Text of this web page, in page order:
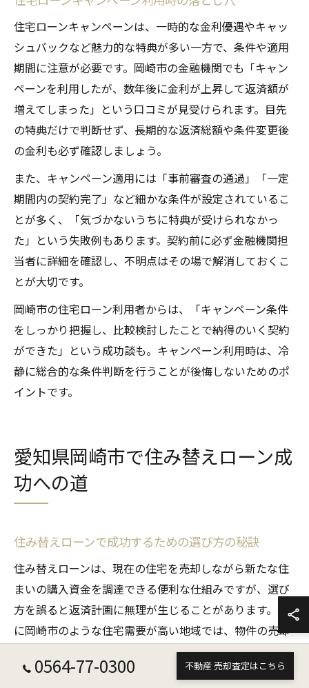
住宅ローンキャンペーンは、一時的な金利優遇やキャッ
シュバックなど魅力的な特典が多い一方で、条件や適用
期間に注意が必要です。岡崎市の金融機関でも「キャン
ペーンを利用したが、数年後に金利が上昇して返済額が
増えてしまった」という口コミが見受けられます。目先
の特典だけで判断せず、長期的な返済総額や条件変更後
の金利も必ず確認しましょう。
また、キャンペーン適用には「事前審査の通過」「一定
期間内の契約完了」など細かな条件が設定されているこ
とが多く、「気づかないうちに特典が受けられなかっ
た」という失敗例もあります。契約前に必ず金融機関担
当者に詳細を確認し、不明点はその場で解消しておくこ
とが大切です。
岡崎市の住宅ローン利用者からは、「キャンペーン条件
をしっかり把握し、比較検討したことで納得のいく契約
ができた」という成功談も。キャンペーン利用時は、冷
静に総合的な条件判断を行うことが後悔しないためのポ
イントです。
愛知県岡崎市で住み替えローン成
功への道
住み替えローンで成功するための選び方の秘訣
住み替えローンは、現在の住宅を売却しながら新たな住
まいの購入資金を調達できる便利な仕組みですが、選び
方を誤ると返済計画に無理が生じることがあります。特
に岡崎市のような住宅需要が高い地域では、物件の売却
価格や新居の価格動向に大きな差が出るため、地域特性
を踏まえた慎重な選択が不可欠です。
0564-77-0300 不動産 売却査定はこちら